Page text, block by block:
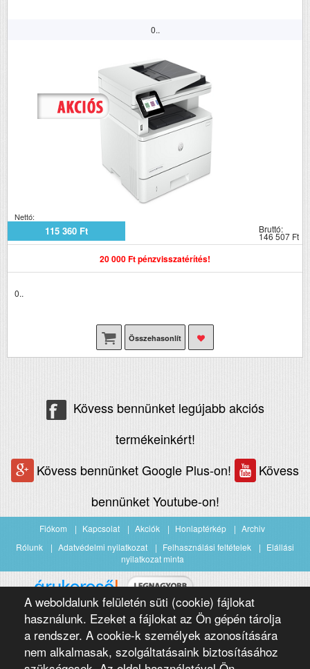
0..
Nettó:
115 360 Ft Bruttó:
146 507 Ft
20 000 Ft pénzvisszatérítés!
0..
Összehasonlít
A weboldalunk felületén süti (cookie) fájlokat
használunk. Ezeket a fájlokat az Ön gépén tárolja
a rendszer. A cookie-k személyek azonosítására
nem alkalmasak, szolgáltatásaink biztosításához
Kövess bennünket legújabb akciós
termékeinkért!
Kövess bennünket Google Plus-on!
Kövess
bennünket Youtube-on!
Fiókom Kapcsolat Akciók Honlaptérkép
Archiv
Rólunk
Adatvédelmi nyilatkozat Felhasználási feltételek
Elállási
nyilatkozat minta